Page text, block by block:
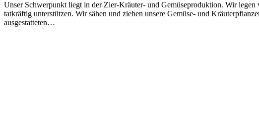
Unser Schwerpunkt liegt in der Zier-Kräuter- und Gemüseproduktion. Wir
tatkräftig unterstützen. Wir sähen und ziehen unsere Gemüse- und
ausgestatteten…